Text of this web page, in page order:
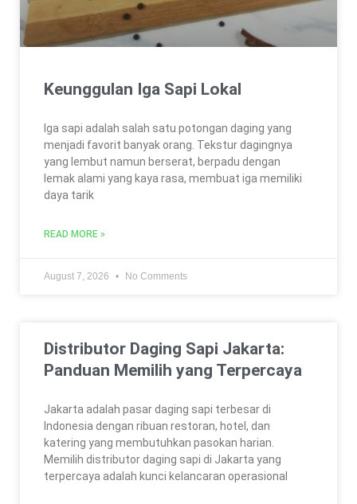
Keunggulan Iga Sapi Lokal
Iga sapi adalah salah satu potongan daging yang
menjadi favorit banyak orang. Tekstur dagingnya
yang lembut namun berserat, berpadu dengan
lemak alami yang kaya rasa, membuat iga memiliki
daya tarik
READ MORE »
August 7, 2026 No Comments
Distributor Daging Sapi Jakarta:
Panduan Memilih yang Terpercaya
Jakarta adalah pasar daging sapi terbesar di
Indonesia dengan ribuan restoran, hotel, dan
katering yang membutuhkan pasokan harian.
Memilih distributor daging sapi di Jakarta yang
terpercaya adalah kunci kelancaran operasional